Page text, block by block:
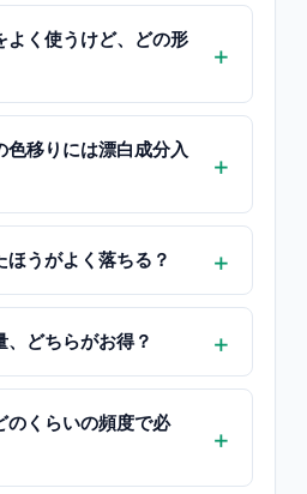
よく使うけど、どの形
色移りには漂白成分入
うがよく落ちる？
、どちらがお得？
のくらいの頻度で必